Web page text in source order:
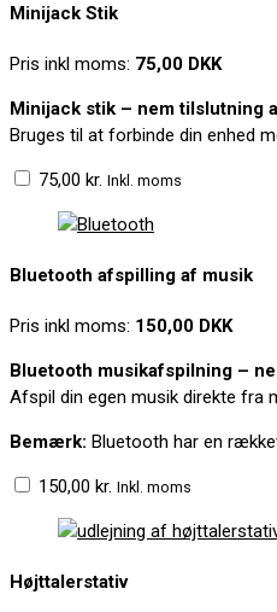
Minijack Stik
Pris inkl moms: 75,00 DKK
Minijack stik – nem tilslutning
Bruges til at forbinde din enhed
75,00 kr. Inkl. moms
Bluetooth afspilling af musik
Pris inkl moms: 150,00 DKK
Bluetooth musikafspilning –
Afspil din egen musik direkte fra
Bemærk: Bluetooth har en
150,00 kr. Inkl. moms
Højttalerstativ